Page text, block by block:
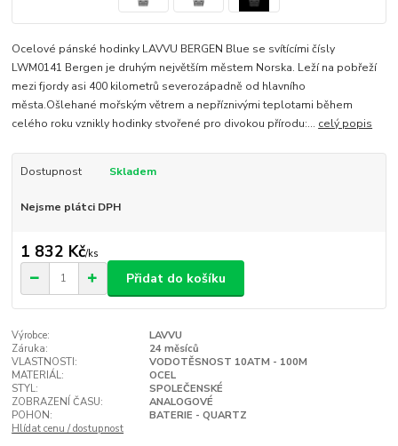
Ocelové pánské hodinky LAVVU BERGEN Blue se svítícími čísly
LWM0141 Bergen je druhým největším městem Norska. Leží na pobřeží
mezi fjordy asi 400 kilometrů severozápadně od hlavního
města.Ošlehané mořským větrem a nepříznivými teplotami během
celého roku vznikly hodinky stvořené pro divokou přírodu:... celý popis
Dostupnost Skladem
Nejsme plátci DPH
1 832 Kč/ks
Přidat do košíku
Výrobce:
LAVVU
Záruka:
24 měsíců
VLASTNOSTI:
VODOTĚSNOST 10ATM - 100M
MATERIÁL:
OCEL
STYL:
SPOLEČENSKÉ
ZOBRAZENÍ ČASU:
ANALOGOVÉ
POHON:
BATERIE - QUARTZ
Hlídat cenu / dostupnost